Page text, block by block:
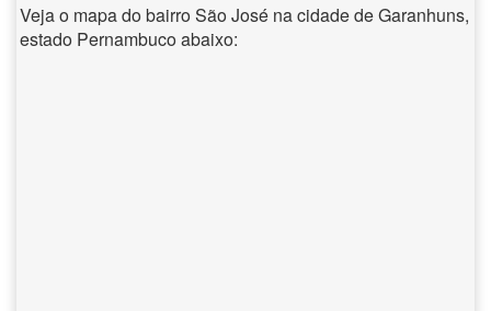
Veja o mapa do bairro São José na cidade de Garanhuns,
estado Pernambuco abaixo: